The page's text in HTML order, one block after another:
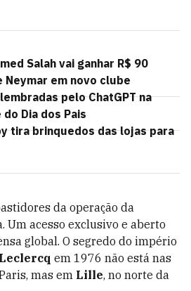
Salah vai ganhar R$ 90
Neymar em novo clube
pelo ChatGPT na
Dia dos Pais
tira brinquedos das lojas para
da operação da
Um acesso exclusivo e aberto
global. O segredo do império
em 1976 não está nas
mas em Lille, no norte da